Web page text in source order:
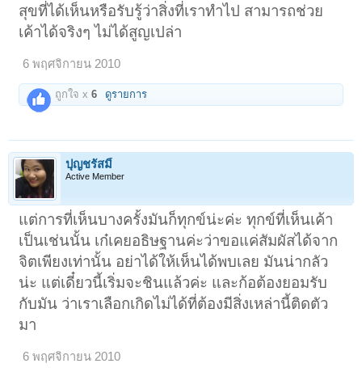
สุขที่ได้เห็นหรือรับรู้ว่าสิ่งที่เราทำไป สามารถช่วย
เค้าได้จริงๆ ไม่ได้สูญเปล่า
6 พฤศจิกายน 2010
ถูกใจ x6 ดูรายการ
ปุญชรัสมิ์
Active Member
แต่การที่เห็นบางครั้งมันก็ทุกข์น่ะค่ะ ทุกข์ที่เห็นเค้า
เป็นเช่นนั้น เก๋เคยอธิษฐานค่ะว่าขอแค่สัมผัสได้จาก
จิตเพียงเท่านั้น อย่าได้ให้เห็นได้พบเลย มันน่ากลัว
น่ะ แต่เดี๋ยวนี้เริ่มจะชินแล้วค่ะ และก้อต้องยอมรับ
กับมัน ว่าเราเลือกเกิดไม่ได้ที่ต้องมีสิ่งเหล่านี้ติดตัว
มา
6 พฤศจิกายน 2010